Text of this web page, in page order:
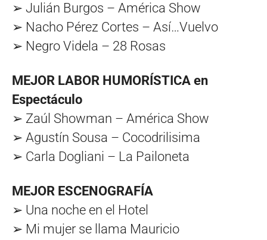
➢ Julián Burgos – América Show
➢ Nacho Pérez Cortes – Así…Vuelvo
➢ Negro Videla – 28 Rosas
MEJOR LABOR HUMORÍSTICA en
Espectáculo
➢ Zaúl Showman – América Show
➢ Agustín Sousa – Cocodrilisima
➢ Carla Dogliani – La Pailoneta
MEJOR ESCENOGRAFÍA
➢ Una noche en el Hotel
➢ Mi mujer se llama Mauricio